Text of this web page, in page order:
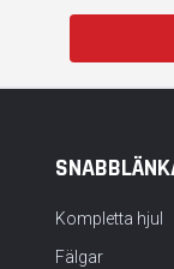
Kompletta hjul
Fälgar